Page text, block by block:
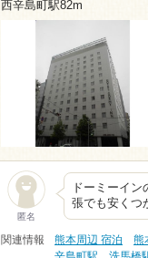
西辛島町駅82m
匿名
ドーミーイ
張でも安くつ
関連情報 熊本周辺 宿泊 熊